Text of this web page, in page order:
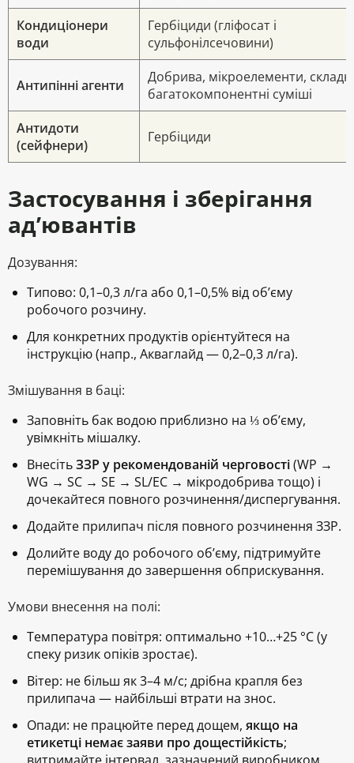
Кондиціонери
води
Гербіциди (гліфосат і
сульфонілсечовини)
Антипінні агенти
Добрива, мікроелементи, складні
багатокомпонентні суміші
Антидоти
(сейфнери)
Гербіциди
Застосування і зберігання
ад’ювантів
Дозування:
Типово: 0,1–0,3 л/га або 0,1–0,5% від об’єму
робочого розчину.
Для конкретних продуктів орієнтуйтеся на
інструкцію (напр., Акваглайд— 0,2–0,3 л/га).
Змішування в баці:
Заповніть бак водою приблизно на ⅓ об’єму,
увімкніть мішалку.
ВнесітьЗЗР у рекомендованій черговості(WP →
WG → SC → SE → SL/EC → мікродобрива тощо) і
дочекайтеся повного розчинення/диспергування.
Додайте прилипач після повного розчинення ЗЗР.
Долийте воду до робочого об’єму, підтримуйте
перемішування до завершення обприскування.
Умови внесення на полі:
Температура повітря: оптимально +10…+25 °C (у
спеку ризик опіків зростає).
Вітер: не більш як 3–4 м/с; дрібна крапля без
прилипача — найбільші втрати на знос.
Опади: не працюйте перед дощем, якщо на
етикетці немає заяви про дощестійкість;